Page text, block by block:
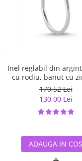
Inel reglabil din
cu rodiu, banut cu
albe si albastre
170,52 Lei
130,00 Lei
ADAUGA IN COS